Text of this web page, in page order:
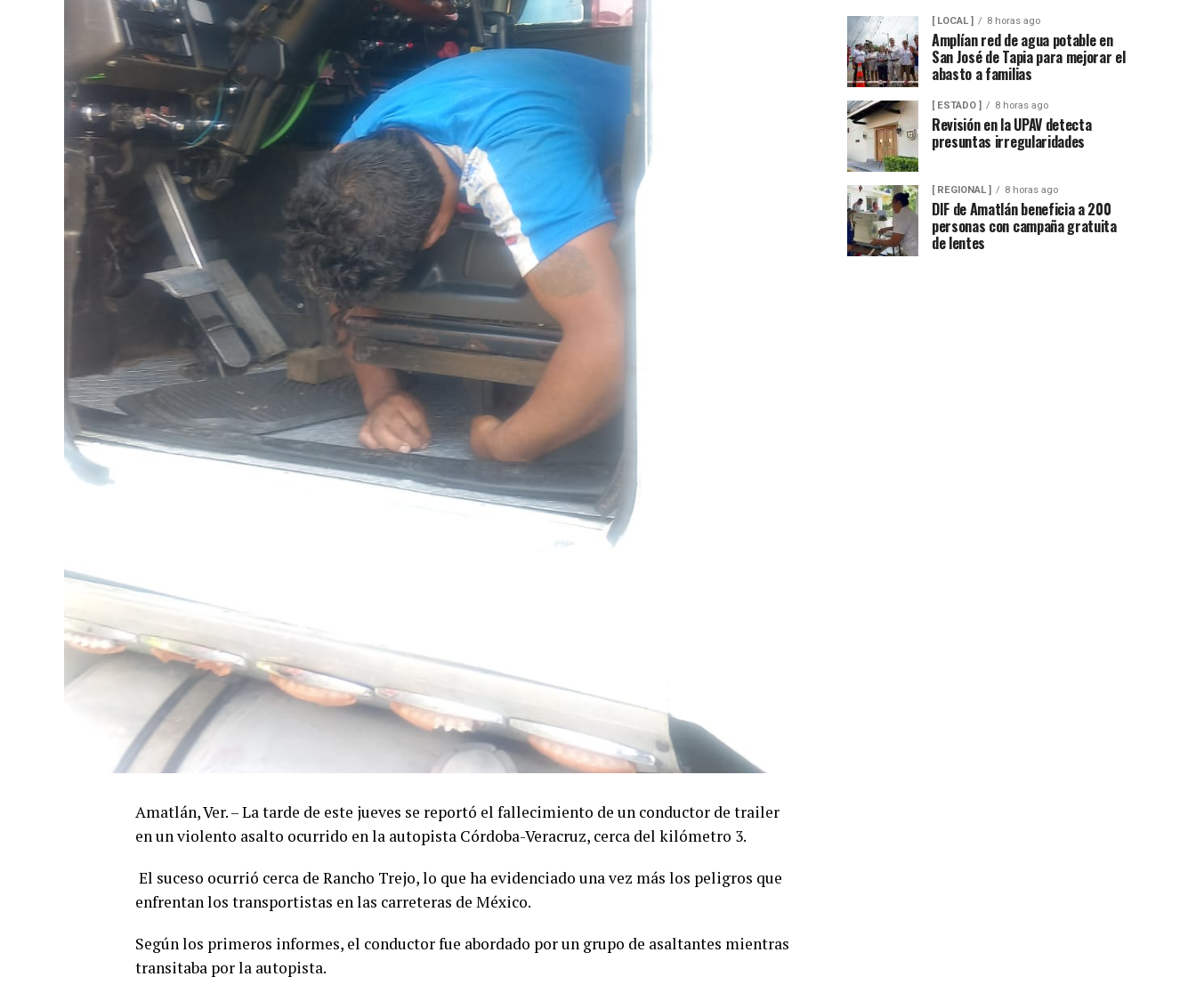
Amatlán, Ver. – La tarde de este jueves se reportó el fallecimiento de un conductor de trailer
en un violento asalto ocurrido en la autopista Córdoba-Veracruz, cerca del kilómetro 3.
El suceso ocurrió cerca de Rancho Trejo, lo que ha evidenciado una vez más los peligros que
enfrentan los transportistas en las carreteras de México.
Según los primeros informes, el conductor fue abordado por un grupo de asaltantes mientras
transitaba por la autopista.
[ LOCAL ] 8 horas ago
Amplían red de agua potable en
San José de Tapia para mejorar el
abasto a familias
[ ESTADO ] 8 horas ago
Revisión en la UPAV detecta
presuntas irregularidades
[ REGIONAL ] 8 horas ago
DIF de Amatlán beneficia a 200
personas con campaña gratuita
de lentes